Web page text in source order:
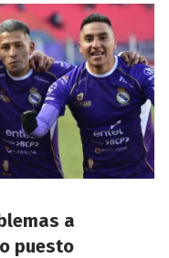
a
puesto